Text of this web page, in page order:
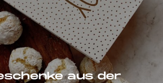
aus der